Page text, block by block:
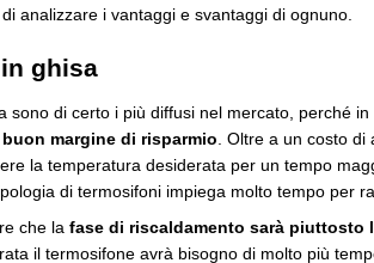
analizzare i vantaggi e svantaggi di ognuno.
ghisa
sono di certo i più diffusi nel mercato, perché
buon margine di risparmio . Oltre a un costo
la temperatura desiderata per un tempo
di termosifoni impiega molto tempo per
che la fase di riscaldamento sarà piuttosto
il termosifone avrà bisogno di molto più